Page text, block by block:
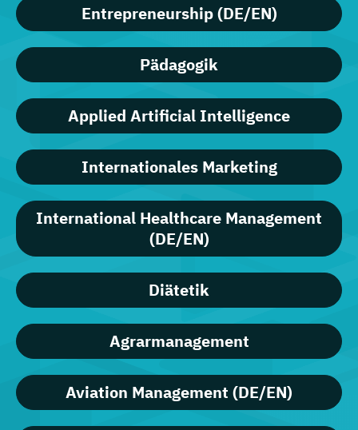
Entrepreneurship (DE/EN)
Pädagogik
Applied Artificial Intelligence
Internationales Marketing
International Healthcare Management
(DE/EN)
Diätetik
Agrarmanagement
Aviation Management (DE/EN)